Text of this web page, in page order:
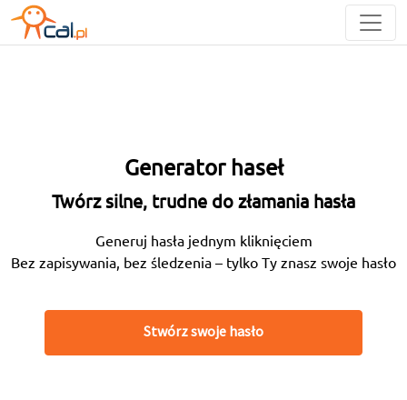
Generator haseł
Twórz silne, trudne do złamania hasła
Generuj hasła jednym kliknięciem
Bez zapisywania, bez śledzenia – tylko Ty znasz swoje hasło
Stwórz swoje hasło